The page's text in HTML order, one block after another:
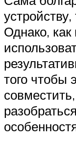
Однако,
того чтобы